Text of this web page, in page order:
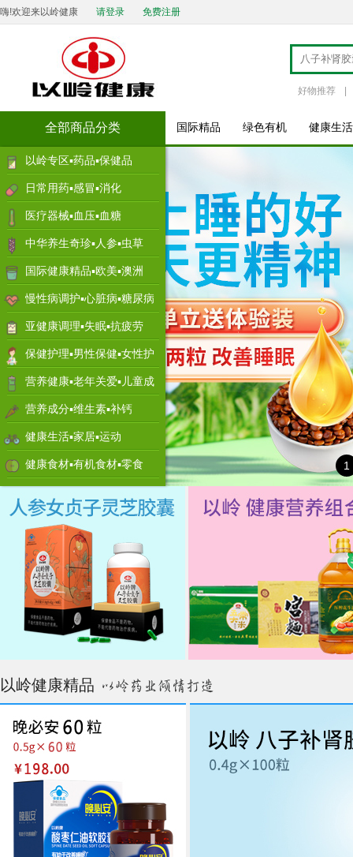
嗨!欢迎来以岭健康 请登录 免费注册
好物推荐
以岭专区▪药品▪保健品
日常用药▪感冒▪消化
医疗器械▪血压▪血糖
中华养生奇珍▪人参▪虫草
国际健康精品▪欧美▪澳洲
慢性病调护▪心脏病▪糖尿病
亚健康调理▪失眠▪抗疲劳
保健护理▪男性保健▪女性护
理
营养健康▪老年关爱▪儿童成
长
营养成分▪维生素▪补钙
健康生活▪家居▪运动
健康食材▪有机食材▪零食
全部商品分类 国际精品 绿色有机 健康生活
1
以岭健康精品